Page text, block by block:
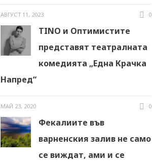
АВГУСТ 11, 2023 0
TINO и Оптимистите
представят театралната
комедията „Една Крачка
Напред“
МАЙ 23, 2020 0
Фекалиите във
варненския залив не само
се виждат, ами и се